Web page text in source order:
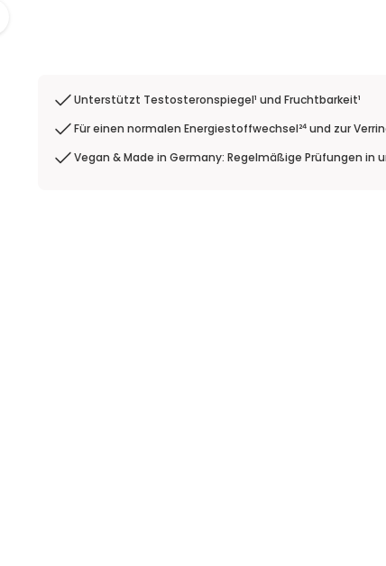
Unterstützt Testosteronspiegel¹ und Fruchtbarkeit¹
Für einen normalen Energiestoffwechsel²⁴ und zur
Vegan & Made in Germany: Regelmäßige Prüfungen in